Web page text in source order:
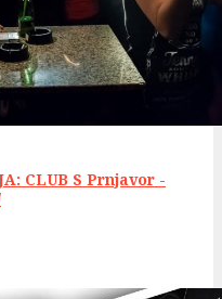
CLUB S Prnjavor -